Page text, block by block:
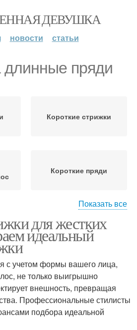
ДЕВУШКА
новости статьи
длинные пряди
Короткие стрижки
Короткие пряди
Многослойная стрижка
Стрижка в стиле
Показать все
для жестких
идеальный
с учетом формы вашего лица,
не только выигрышно
внешность, превращая
Профессиональные стилисты
подбора идеальной